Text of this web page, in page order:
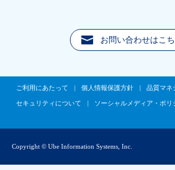
お問い合わせはこ
ご利用にあたって 個人情報保護方針 品質マネ
セキュリティについて ソーシャルメディア・ポリ
Copyright © Ube Information Systems, Inc.